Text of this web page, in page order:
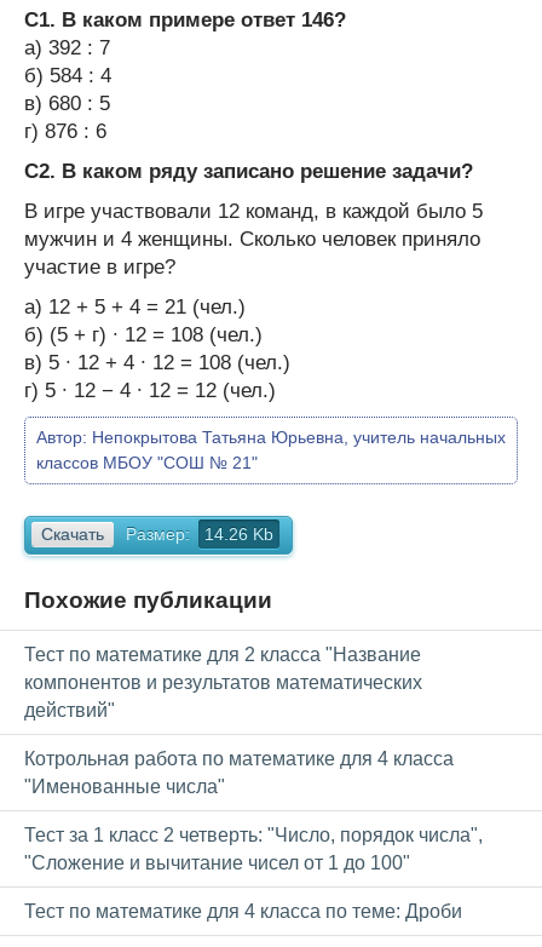
С1. В каком примере ответ 146?
а) 392 : 7
б) 584 : 4
в) 680 : 5
г) 876 : 6
С2. В каком ряду записано решение задачи?
В игре участвовали 12 команд, в каждой было 5
мужчин и 4 женщины. Сколько человек приняло
участие в игре?
а) 12 + 5 + 4 = 21 (чел.)
б) (5 + г) ∙ 12 = 108 (чел.)
в) 5 ∙ 12 + 4 ∙ 12 = 108 (чел.)
г) 5 ∙ 12 − 4 ∙ 12 = 12 (чел.)
Автор: Непокрытова Татьяна Юрьевна, учитель начальных
классов МБОУ "СОШ № 21"
Скачать Размер: 14.26 Kb
Похожие публикации
Тест по математике для 2 класса "Название
компонентов и результатов математических
действий"
Котрольная работа по математике для 4 класса
"Именованные числа"
Тест за 1 класс 2 четверть: "Число, порядок числа",
"Сложение и вычитание чисел от 1 до 100"
Тест по математике для 4 класса по теме: Дроби